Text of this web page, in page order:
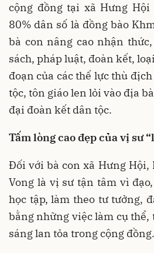
cộng đồng tại xã Hưng
80% dân số là đồng bào
bà con nâng cao nhận
sách, pháp luật, đoàn kết,
đoạn của các thế lực thù
tộc, tôn giáo len lỏi vào địa
đại đoàn kết dân tộc.
Tấm lòng cao đẹp của vị sư
Đối với bà con xã Hưng Hội,
Vong là vị sư tận tâm vì
học tập, làm theo tư tưởng,
bằng những việc làm cụ
sáng lan tỏa trong cộng đồng.